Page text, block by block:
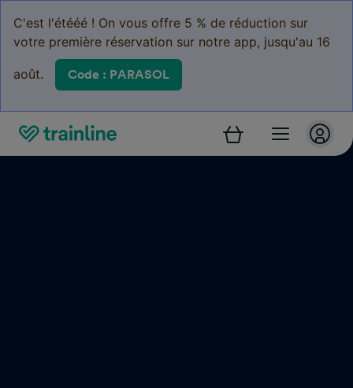
C'est l'étééé ! On vous offre 5 % de réduction sur
votre première réservation sur notre app, jusqu'au 16
août. Code : PARASOL